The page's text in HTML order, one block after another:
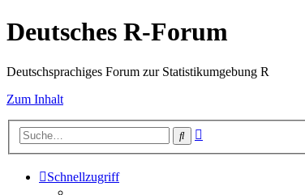
Deutsches R-Forum
Deutschsprachiges Forum zur Statistikumgebung R
Zum Inhalt
Suche
Schnellzugriff